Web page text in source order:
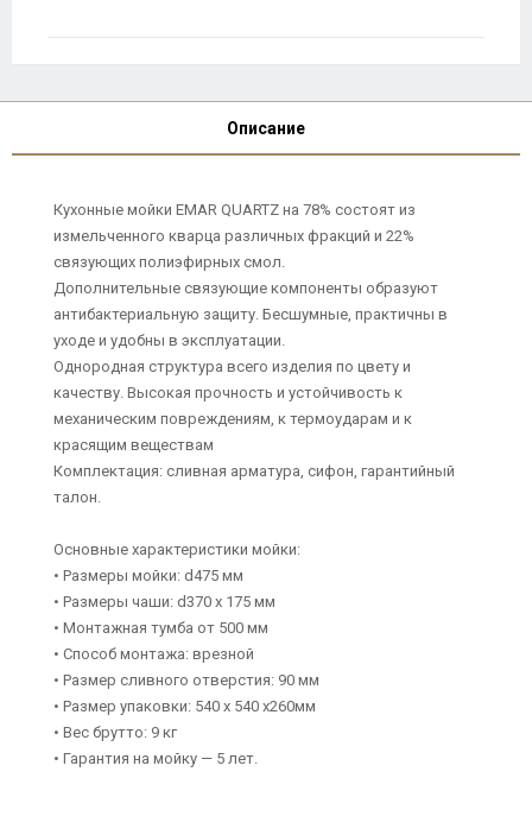
Описание
Кухонные мойки EMAR QUARTZ на 78% состоят из
измельченного кварца различных фракций и 22%
связующих полиэфирных смол.
Дополнительные связующие компоненты образуют
антибактериальную защиту. Бесшумные, практичны в
уходе и удобны в эксплуатации.
Однородная структура всего изделия по цвету и
качеству. Высокая прочность и устойчивость к
механическим повреждениям, к термоударам и к
красящим веществам
Комплектация: сливная арматура, сифон, гарантийный
талон.
Основные характеристики мойки:
• Размеры мойки: d475 мм
• Размеры чаши: d370 х 175 мм
• Монтажная тумба от 500 мм
• Способ монтажа: врезной
• Размер сливного отверстия: 90 мм
• Размер упаковки: 540 х 540 х260мм
• Вес брутто: 9 кг
• Гарантия на мойку — 5 лет.